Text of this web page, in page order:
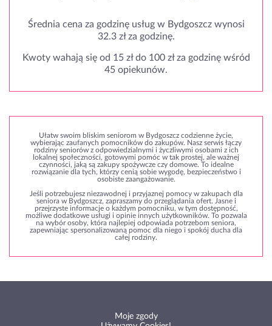
Średnia cena za godzinę usług w Bydgoszcz wynosi
32.3 zł za godzinę.
Kwoty wahają się od 15 zł do 100 zł za godzinę wśród
45 opiekunów.
Ułatw swoim bliskim seniorom w Bydgoszcz codzienne życie,
wybierając zaufanych pomocników do zakupów. Nasz serwis łączy
rodziny seniorów z odpowiedzialnymi i życzliwymi osobami z ich
lokalnej społeczności, gotowymi pomóc w tak prostej, ale ważnej
czynności, jaką są zakupy spożywcze czy domowe. To idealne
rozwiązanie dla tych, którzy cenią sobie wygodę, bezpieczeństwo i
osobiste zaangażowanie.
Jeśli potrzebujesz niezawodnej i przyjaznej pomocy w zakupach dla
seniora w Bydgoszcz, zapraszamy do przeglądania ofert. Jasne i
przejrzyste informacje o każdym pomocniku, w tym dostępność,
możliwe dodatkowe usługi i opinie innych użytkowników. To pozwala
na wybór osoby, która najlepiej odpowiada potrzebom seniora,
zapewniając spersonalizowaną pomoc dla niego i spokój ducha dla
całej rodziny.
Moje zgody